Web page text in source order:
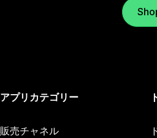
アプリカテゴリー
販売チャネル